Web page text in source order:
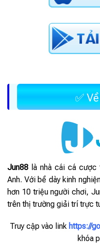
✅
Jun88 là nhà cái cá
Anh. Với bề dày kinh
hơn 10 triệu người chơi,
trên thị trường giải trí trực
Truy cập vào link https://
khóa